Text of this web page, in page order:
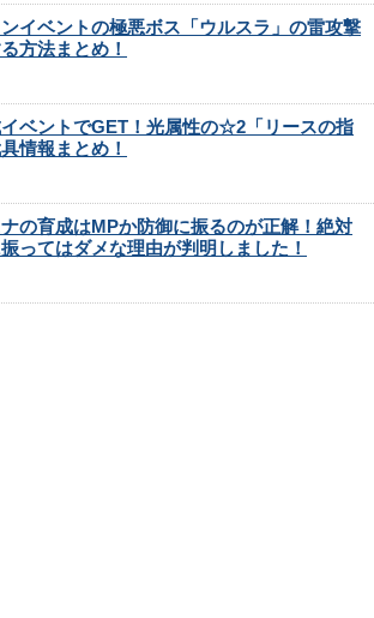
イベントの極悪ボス「ウルスラ」の雷攻撃
方法まとめ！
ベントでGET！光属性の☆2「リースの指
情報まとめ！
の育成はMPか防御に振るのが正解！絶対
ってはダメな理由が判明しました！